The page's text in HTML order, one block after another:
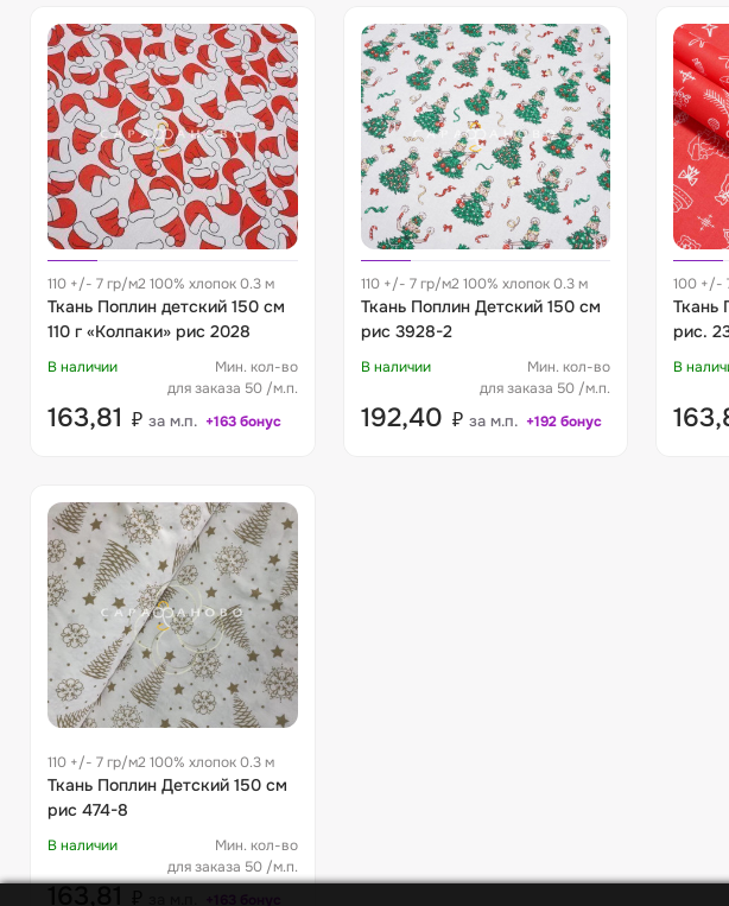
110 +/- 7 гр/м2 100% хлопок 0.3 м
Ткань Поплин детский 150 см
110 г «Колпаки» рис 2028
В наличии
Мин. кол-во
для заказа 50 /м.п.
163,81 ₽ за м.п. +163 бонус
110 +/- 7 гр/м2 100% хлопок 0.3 м
Ткань Поплин Детский 150 см
рис 3928-2
В наличии
Мин. кол-во
для заказа 50 /м.п.
192,40 ₽ за м.п. +192 бонус
100 +/-
Ткань
рис.
В
110 +/- 7 гр/м2 100% хлопок 0.3 м
Ткань Поплин Детский 150 см
рис 474-8
В наличии
Мин. кол-во
для заказа 50 /м.п.